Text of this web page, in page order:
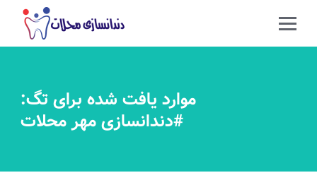
موارد یافت شده برای تگ:
#دندانسازی مهر محلات